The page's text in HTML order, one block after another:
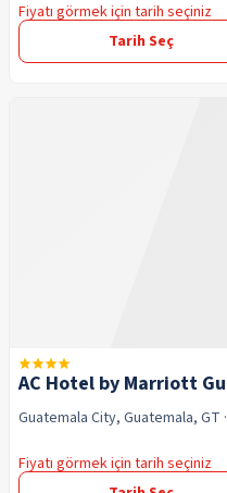
Fiyatı görmek için tarih seçiniz
Tarih Seç
AC Hotel by Marriott
Guatemala City, Guatemala, GT
Fiyatı görmek için tarih seçiniz